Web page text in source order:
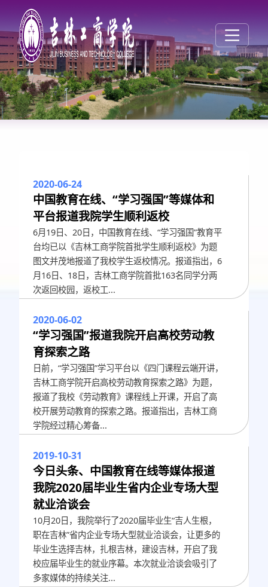
媒体工商
2020-06-24
中国教育在线、“学习强国”等媒体和
平台报道我院学生顺利返校
6月19日、20日，中国教育在线、“学习强国”教育平
台均已以《吉林工商学院首批学生顺利返校》为题
图文并茂地报道了我校学生返校情况。报道指出，6
月16日、18日，吉林工商学院首批163名同学分两
次返回校园，返校工...
2020-06-02
“学习强国”报道我院开启高校劳动教
育探索之路
日前，“学习强国”学习平台以《四门课程云端开讲，
吉林工商学院开启高校劳动教育探索之路》为题，
报道了我校《劳动教育》课程线上开课，开启了高
校开展劳动教育的探索之路。报道指出，吉林工商
学院经过精心筹备...
2019-10-31
今日头条、中国教育在线等媒体报道
我院2020届毕业生省内企业专场大型
就业洽谈会
10月20日，我院举行了2020届毕业生“吉人生根，
职在吉林”省内企业专场大型就业洽谈会，让更多的
毕业生选择吉林，扎根吉林，建设吉林，开启了我
校应届毕业生的就业序幕。本次就业洽谈会吸引了
多家媒体的持续关注...